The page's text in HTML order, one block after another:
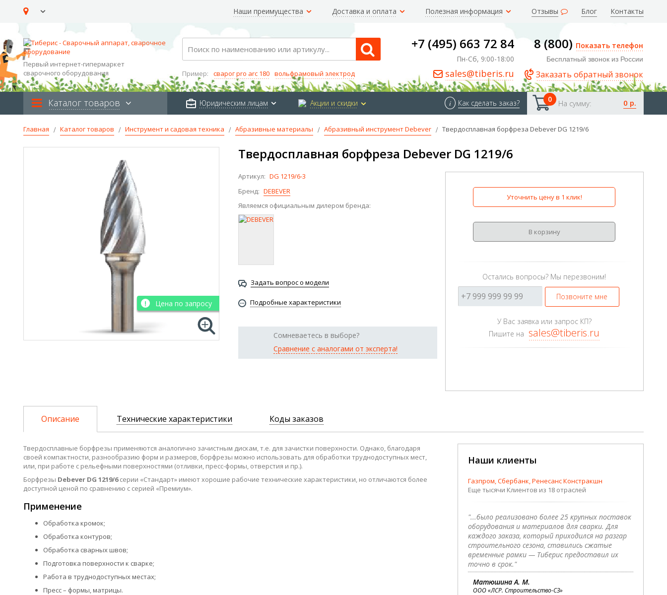
Наши преимущества Доставка и оплата Полезная информация Отзывы Блог Контакты
Первый интернет-гипермаркет
сварочного оборудования
Search
Пример: сварог pro arc 180 вольфрамовый электрод
+7 (495) 663 72 84
Пн-Сб, 9:00-18:00
sales@tiberis.ru
8 (800) Показать телефон
Бесплатный звонок из России
Заказать обратный звонок
Каталог товаров Юридическим лицам Акции и скидки 0 На сумму: 0 р.
i Как сделать заказ?
Главная Каталог товаров Инструмент и садовая техника Абразивные материалы Абразивный инструмент Debever Твердосплавная борфреза Debever DG 1219/6
Твердосплавная борфреза Debever DG 1219/6
Артикул: DG 1219/6-3
Бренд: DEBEVER
Являемся официальным дилером бренда:
Задать вопрос о модели
Подробные характеристики
Сомневаетесь в выборе?
Сравнение с аналогами от эксперта!
Уточнить цену в 1 клик!
В корзину
Остались вопросы? Мы перезвоним!
Позвоните мне
У Вас заявка или запрос КП?
Пишите на sales@tiberis.ru
Цена по запросу
Описание Технические характеристики Коды заказов
Твердосплавные борфрезы применяются аналогично зачистным дискам, т.е. для зачистки поверхности. Однако, благодаря
своей компактности, разнообразию форм и размеров, борфрезы можно использовать для обработки труднодоступных мест,
или, при работе с рельефными поверхностями (отливки, пресс-формы, отверстия и пр.).
Борфрезы Debever DG 1219/6серии «Стандарт» имеют хорошие рабочие технические характеристики, но отличаются более
доступной ценой по сравнению с серией «Премиум».
Применение
Обработка кромок;
Обработка контуров;
Обработка сварных швов;
Подготовка поверхности к сварке;
Работа в труднодоступных местах;
Пресс – формы, матрицы.
Наши клиенты
Газпром, Сбербанк, Ренесанс Констракшн
Еще тысячи Клиентов из 18 отраслей
"...было реализовано более 25 крупных поставок
оборудования и материалов для сварки. Для
каждого заказа, который приходился на разгар
строительного сезона, ставились сжатые
временные рамки — Тиберис предоставил их
точно в срок."
Матюшина А. М.
ООО «ЛСР. Строительство-СЗ»